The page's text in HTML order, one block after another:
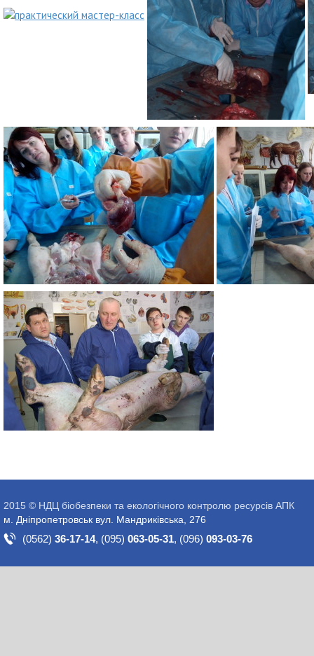
2015 © НДЦ біобезпеки та екологічного контролю ресурсів АПК
м. Дніпропетровськ вул. Мандриківська, 276
(0562) 36-17-14, (095) 063-05-31, (096) 093-03-76